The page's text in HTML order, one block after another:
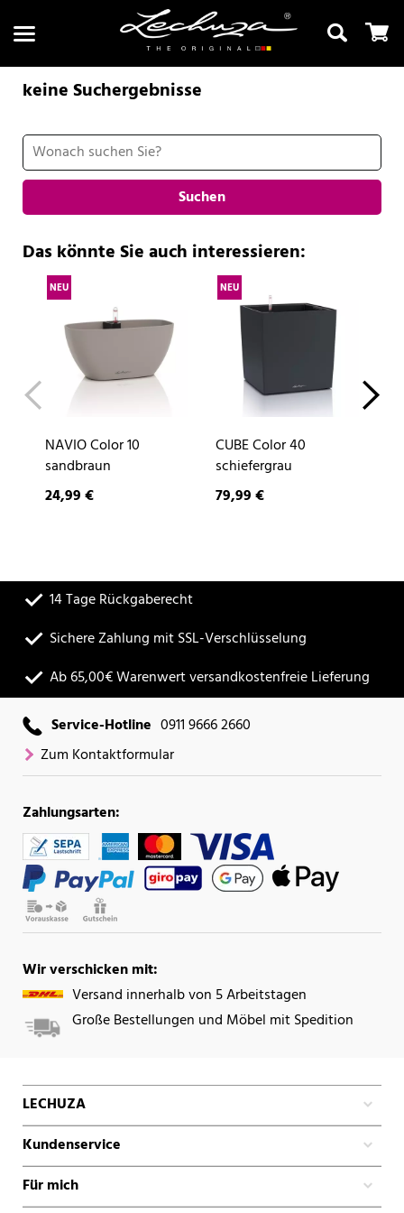
Suchen
keine Suchergebnisse
Suchen
Das könnte Sie auch interessieren:
NEU
NAVIO Color 10
sandbraun
24,99 €
NEU
CUBE Color 40
schiefergrau
79,99 €
14 Tage Rückgaberecht
Sichere Zahlung mit SSL-Verschlüsselung
Ab 65,00€ Warenwert versandkostenfreie Lieferung
Service-Hotline 0911 9666 2660
Zum Kontaktformular
Zahlungsarten:
Wir verschicken mit:
Versand innerhalb von 5 Arbeitstagen
Große Bestellungen und Möbel mit Spedition
LECHUZA
Kundenservice
Für mich